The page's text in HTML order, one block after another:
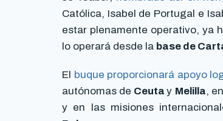
Católica, Isabel de Portugal e
estar plenamente operativo, ya
lo operará desde la base de
El buque proporcionará apoyo
autónomas de Ceutay Melilla,
y en las misiones